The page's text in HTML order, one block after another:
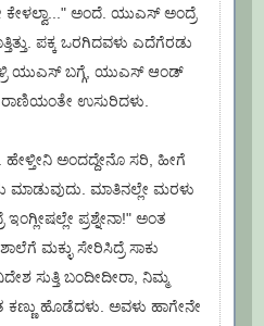
ಅಂದೆ. ಯುಎಸ್ ಅಂದ್ರೆ
ಪಕ್ಕ ಒರಗಿದವಳು ಎದೆಗೆರಡು
ಯುಎಸ್ ಬಗ್ಗೆ, ಯುಎಸ್ ಆಂಡ್
ಉಸುರಿದಳು.
ಅಂದದ್ದೇನೊ ಸರಿ, ಹೀಗೆ
ಮಾತಿನಲ್ಲೇ ಮರಳು
ಪ್ರಶ್ನೇನಾ!" ಅಂತ
ಮಕ್ಳು ಸೇರಿಸಿದ್ರೆ ಸಾಕು
ಸುತ್ತಿ ಬಂದೀದೀರಾ, ನಿಮ್ಮ
ಕಣ್ಣು ಹೊಡೆದಳು. ಅವಳು ಹಾಗೇನೇ